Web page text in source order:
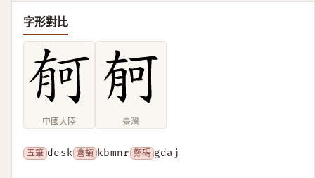
字形對比
中國大陸 臺灣
五筆 desk 倉頡 kbmnr 鄭碼 gdaj